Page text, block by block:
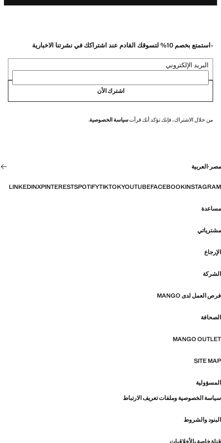
-استمتع بخصم 10% لتسوقك القادم عند اشتراكك في نشرتنا الاخبارية
البريد الإلكتروني
اشترك الأن
من خلال الاشتراك، فإنك تؤكد أنك قرأتسياسة الخصوصية.
مصر ·العربية
INSTAGRAM
FACEBOOK
YOUTUBE
TIKTOK
SPOTIFY
PINTEREST
X
LINKEDIN
مساعدة
مشترياتي
الإرجاع
الشركة
فرص العمل لدى MANGO
الصحافة
MANGO OUTLET
SITE MAP
المسؤولية
سياسة الخصوصية وملفات تعريف الارتباط
البنود والشروط